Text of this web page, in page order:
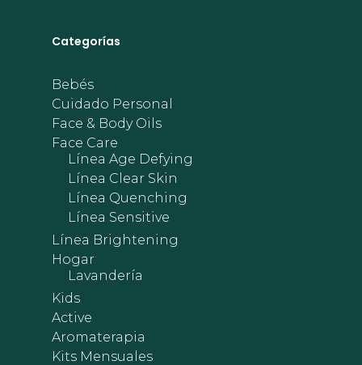
Categorías
Bebés
Cuidado Personal
Face & Body Oils
Face Care
Línea Age Defying
Línea Clear Skin
Línea Quenching
Línea Sensitive
Línea Brightening
Hogar
Lavandería
Kids
Active
Aromaterapia
Kits Mensuales